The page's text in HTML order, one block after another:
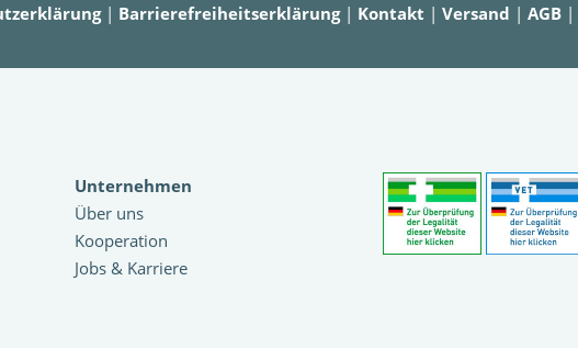
| Barrierefreiheitserklärung| Kontakt | Versand | AGB |
Unternehmen
Über uns
Kooperation
Jobs & Karriere